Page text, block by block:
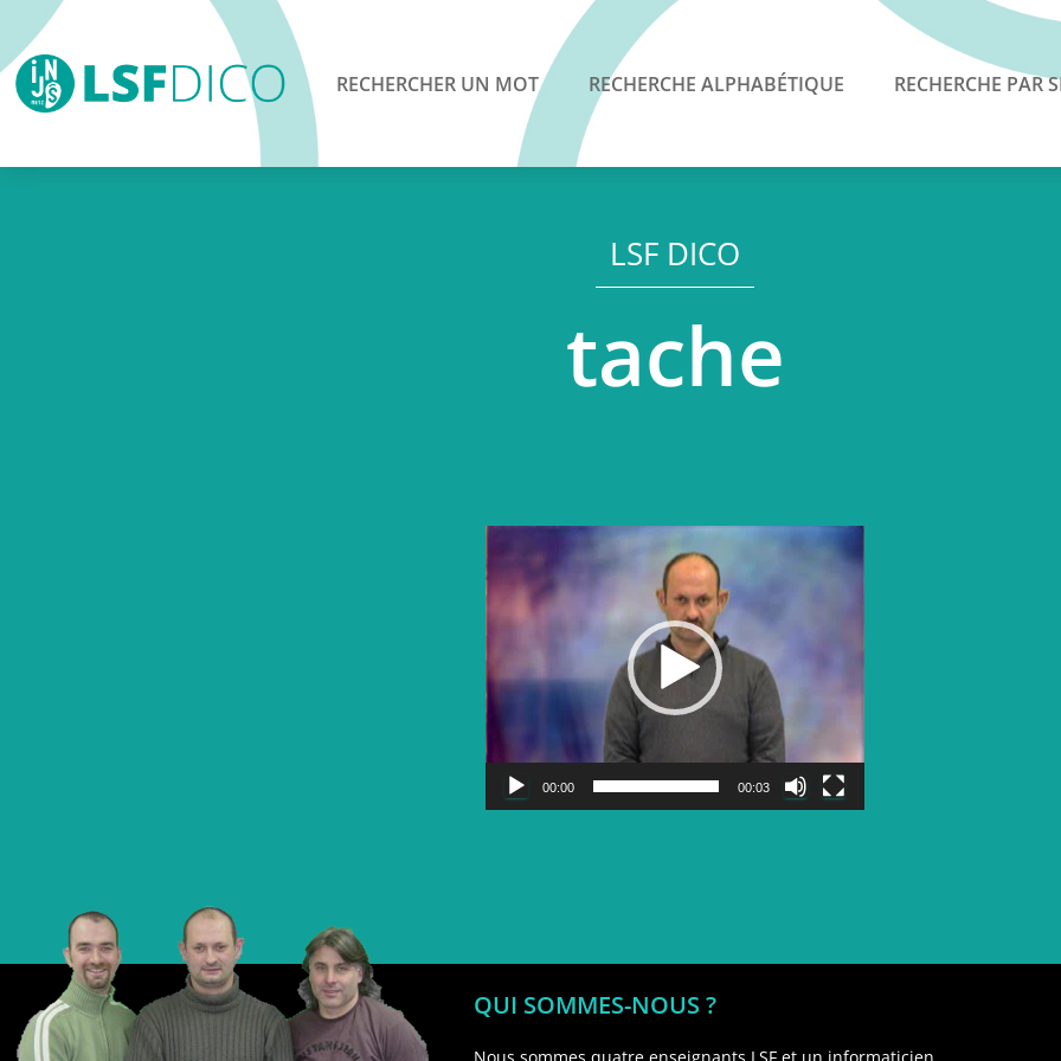
RECHERCHER UN MOT RECHERCHE ALPHABÉTIQUE RECHERCHE PAR
LSF DICO
tache
vidéo
00:00 00:03
QUI SOMMES-NOUS ?